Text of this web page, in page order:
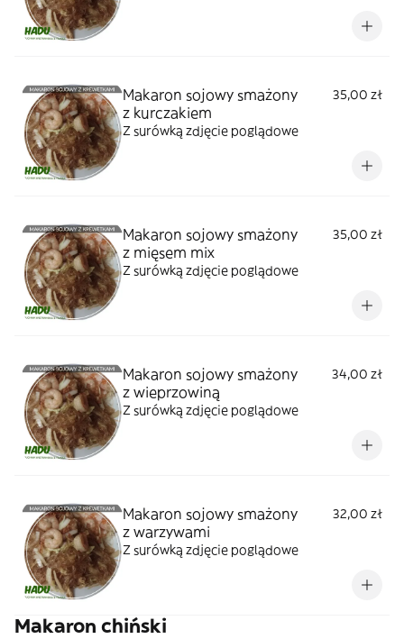
Makaron sojowy smażony
z kurczakiem
35,00 zł
Z surówką zdjęcie poglądowe
Makaron sojowy smażony
z mięsem mix
35,00 zł
Z surówką zdjęcie poglądowe
Makaron sojowy smażony
z wieprzowiną
34,00 zł
Z surówką zdjęcie poglądowe
Makaron sojowy smażony
z warzywami
32,00 zł
Z surówką zdjęcie poglądowe
Makaron chiński